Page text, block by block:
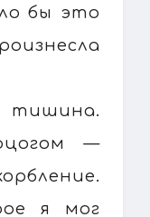
бы это
тишина.
—
я мог